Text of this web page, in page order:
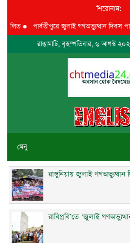
শিরোনাম:
●পার্বতীপুরে জুলাই গণঅভ্যুত্থান দিবস পালন
রাঙামাটি, বৃহস্পতিবার, ৬ আগস্ট
মেনু
রাঙ্গুনিয়ায় জুলাই
রাবিপ্রবি’তে ‘জুলাই